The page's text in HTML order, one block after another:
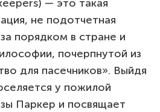
— это такая
не подотчетная
порядком в стране и
почерпнутой из
для пасечников». Выйдя
у пожилой
Паркер и посвящает